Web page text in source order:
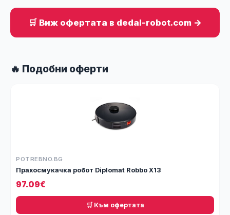
🛒 Виж офертата в dedal-robot.com →
🔥 Подобни оферти
POTREBNO.BG
Прахосмукачка робот Diplomat Robbo X13
97.09€
🛒 Към офертата